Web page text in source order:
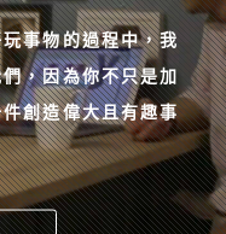
事物的過程中，我
，因為你不只是加
創造偉大且有趣事